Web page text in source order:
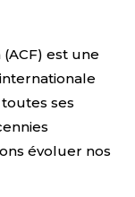
est une
ses
évoluer nos